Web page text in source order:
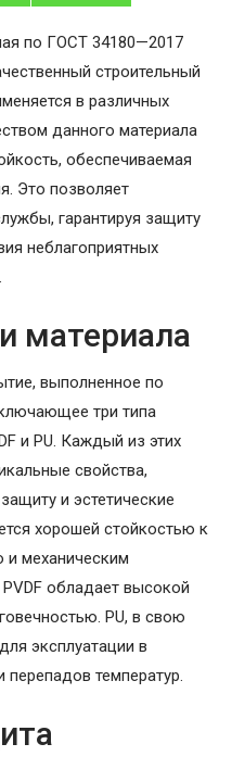
по ГОСТ 34180—2017
строительный
в различных
данного материала
обеспечиваемая
Это позволяет
гарантируя защиту
неблагоприятных
материала
выполненное по
три типа
и PU. Каждый из этих
свойства,
и эстетические
хорошей стойкостью к
и механическим
обладает высокой
PU, в свою
эксплуатации в
температур.